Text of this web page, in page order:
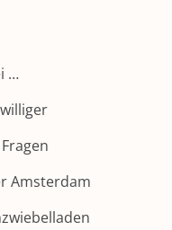
…
Amsterdam